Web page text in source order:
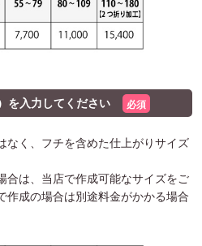
を入力してください 必須
なく、フチを含めた仕上がりサイズ
合は、当店で作成可能なサイズをご
作成の場合は別途料金がかかる場合